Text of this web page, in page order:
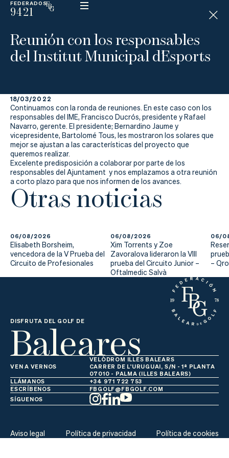
FEDERADOS
9421
ESP
N
D
C
La
Federación
Federarse
Jugar
Aprender
Actualidad
Tienda
Reunión con los responsables
del Institut Municipal d´Esports
18/03/2022
Continuamos con la ronda de reuniones. En este caso con los
responsables del IME, Francisco Ducrós, presidente y Rafael
Navarro, gerente. El presidente; Bernardino Jaume y
vicepresidente, Bartolomé Tous, les mostraron los solares que
mejor se ajustan a las características del proyecto que
queremos realizar.
Excelente predisposición a colaborar por parte de los
responsables del Ajuntament y nos emplazamos a otra reunión
a corto plazo para que nos informen de los avances.
Otras noticias
06/08/2026
Elisabeth Borsheim,
vencedora de la V Prueba del
Circuito de Profesionales
06/08/2026
Xim Torrents y Zoe
Zavoralova lideraron la VIII
prueba del Circuito Junior –
Oftalmedic Salvà
06/
–
DISFRUTA DEL GOLF DE
Baleares
VEN A VERNOS
VELÒDROM ILLES BALEARS
CARRER DE L'URUGUAI, S/N - 1ª PLANTA
07010 - PALMA (ILLES BALEARS)
LLÁMANOS
+34 971 722 753
ESCRÍBENOS
FBGOLF@FBGOLF.COM
SÍGUENOS
Aviso legal Política de privacidad Política de cookies